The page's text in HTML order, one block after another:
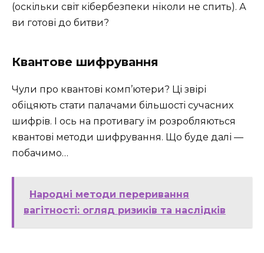
(оскільки світ кібербезпеки ніколи не спить). А
ви готові до битви?
Квантове шифрування
Чули про квантові комп’ютери? Ці звірі
обіцяють стати палачами більшості сучасних
шифрів. І ось на противагу їм розробляються
квантові методи шифрування. Що буде далі —
побачимо…
Народні методи переривання
вагітності: огляд ризиків та наслідків